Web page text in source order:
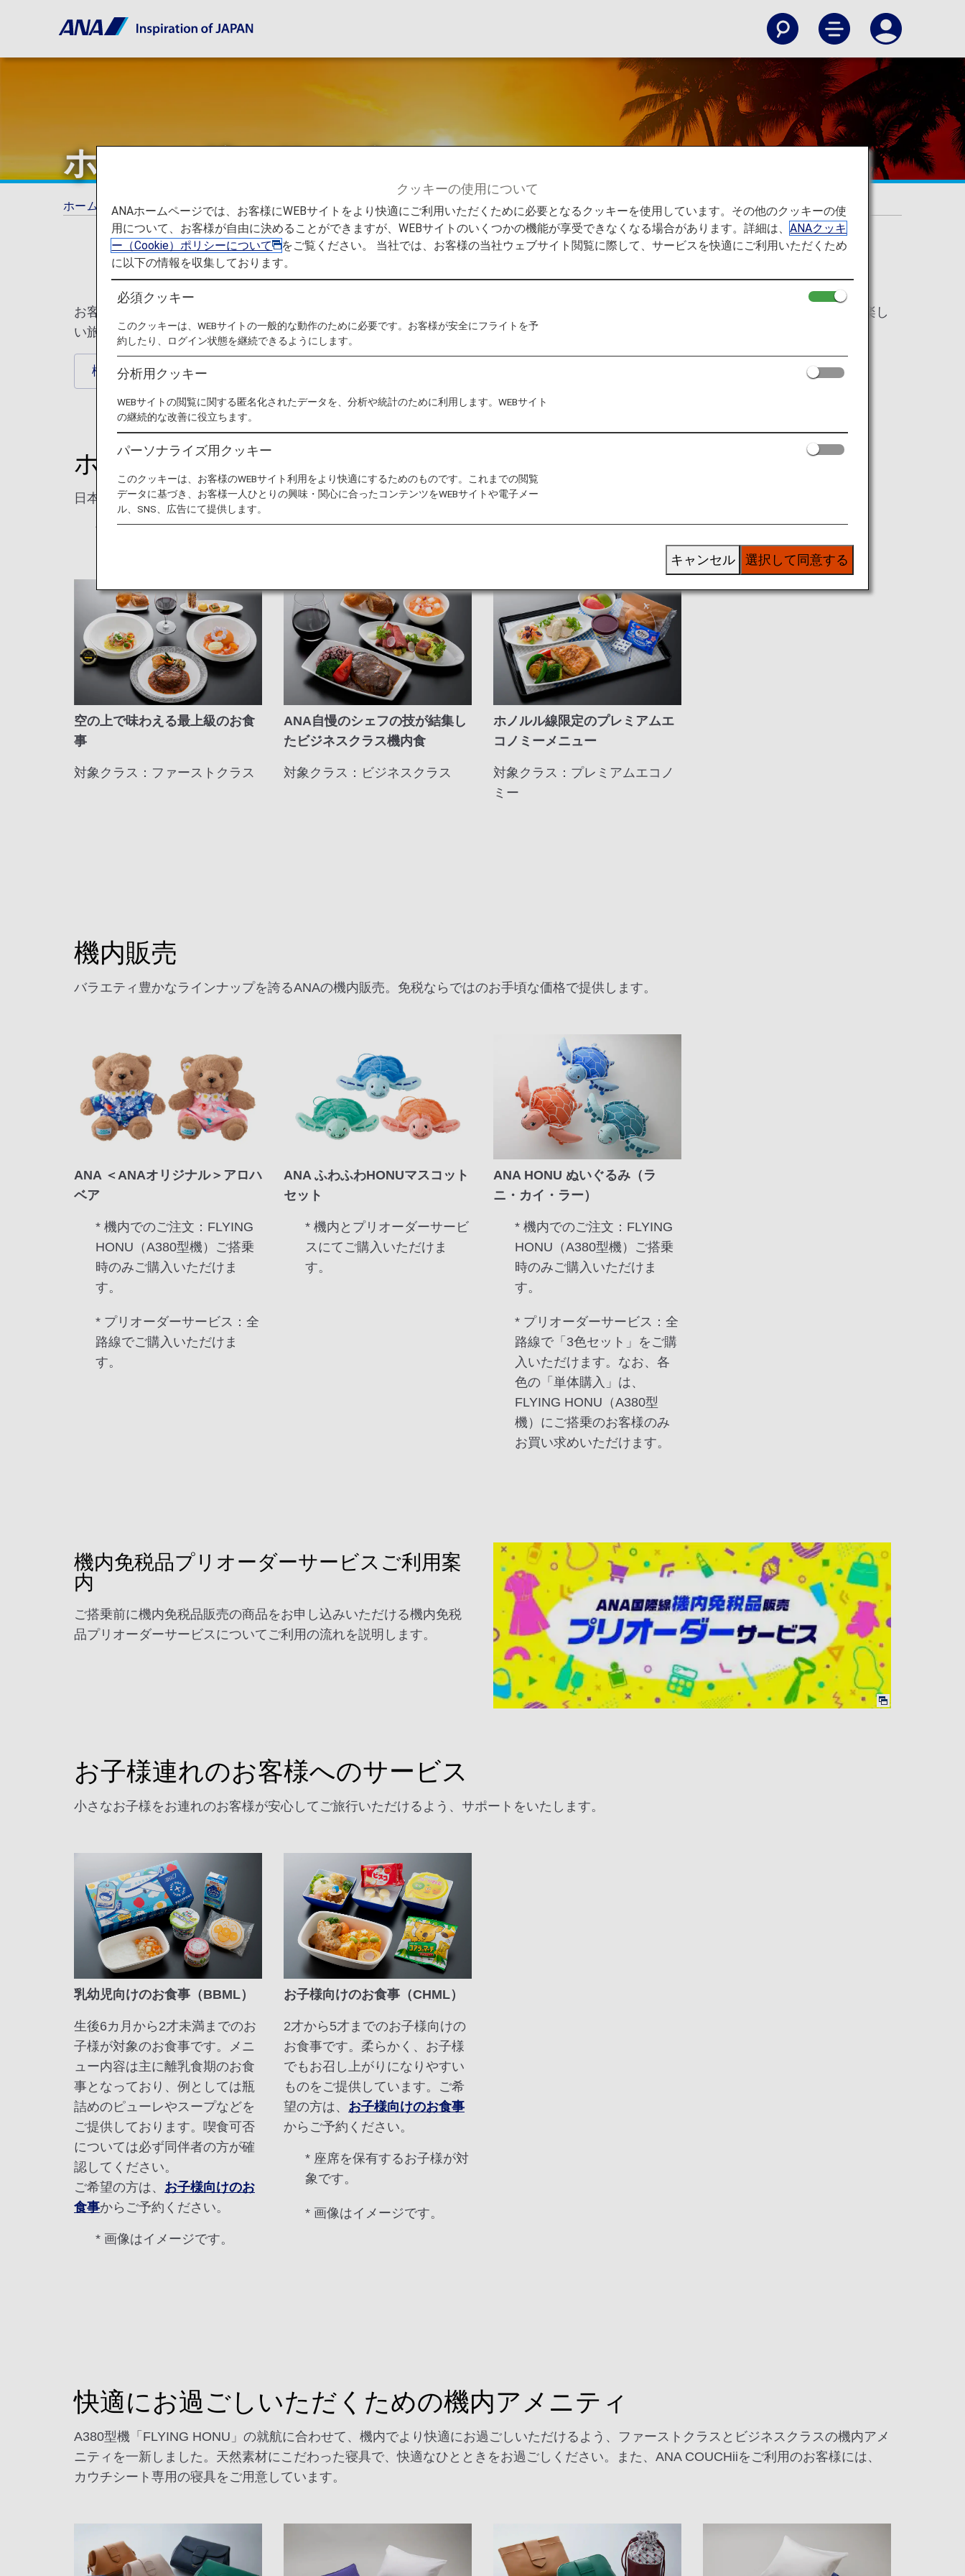
ホノルル線のサービス
ホーム ANAがお約束する体験 ホノルル線のサービス
お客様にハワイ到着前からリゾート気分を感じていただけるよう、「楽しさ」あふれるサービスをご用意しました。ANAのホノルル線で楽し
い旅の思い出を！
機内食・ドリンク
ホノルル線の機内食メニュー
日本発のホノルル線でお楽しみいただける機内食をご案内します。
* 画像はイメージです。
空の上で味わえる最上級のお食
事
対象クラス：ファーストクラス
ANA自慢のシェフの技が結集し
たビジネスクラス機内食
対象クラス：ビジネスクラス
ホノルル線限定のプレミアムエ
コノミーメニュー
対象クラス：プレミアムエコノ
ミー
機内販売
バラエティ豊かなラインナップを誇るANAの機内販売。免税ならではのお手頃な価格で提供します。
ANA ＜ANAオリジナル＞アロハ
ベア
* 機内でのご注文：FLYING
HONU（A380型機）ご搭乗
時のみご購入いただけま
す。
* プリオーダーサービス：全
路線でご購入いただけま
す。
ANA ふわふわHONUマスコット
セット
* 機内とプリオーダーサービ
スにてご購入いただけま
す。
ANA HONU ぬいぐるみ（ラ
ニ・カイ・ラー）
* 機内でのご注文：FLYING
HONU（A380型機）ご搭乗
時のみご購入いただけま
す。
* プリオーダーサービス：全
路線で「3色セット」をご購
入いただけます。なお、各
色の「単体購入」は、
FLYING HONU（A380型
機）にご搭乗のお客様のみ
お買い求めいただけます。
機内免税品プリオーダーサービスご利用案
内
ご搭乗前に機内免税品販売の商品をお申し込みいただける機内免税
品プリオーダーサービスについてご利用の流れを説明します。
お子様連れのお客様へのサービス
小さなお子様をお連れのお客様が安心してご旅行いただけるよう、サポートをいたします。
乳幼児向けのお食事（BBML）
生後6カ月から2才未満までのお
子様が対象のお食事です。メニ
ュー内容は主に離乳食期のお食
事となっており、例としては瓶
詰めのピューレやスープなどを
ご提供しております。喫食可否
については必ず同伴者の方が確
認してください。
ご希望の方は、 お子様向けのお
食事からご予約ください。
* 画像はイメージです。
お子様向けのお食事（CHML）
2才から5才までのお子様向けの
お食事です。柔らかく、お子様
でもお召し上がりになりやすい
ものをご提供しています。ご希
望の方は、 お子様向けのお食事
からご予約ください。
* 座席を保有するお子様が対
象です。
* 画像はイメージです。
快適にお過ごしいただくための機内アメニティ
A380型機「FLYING HONU」の就航に合わせて、機内でより快適にお過ごしいただけるよう、ファーストクラスとビジネスクラスの機内アメ
ニティを一新しました。天然素材にこだわった寝具で、快適なひとときをお過ごしください。また、ANA COUCHiiをご利用のお客様には、
カウチシート専用の寝具をご用意しています。
クッキーの使用について
ANAホームページでは、お客様にWEBサイトをより快適にご利用いただくために必要となるクッキーを使用しています。その他のクッキーの使
用について、お客様が自由に決めることができますが、WEBサイトのいくつかの機能が享受できなくなる場合があります。詳細は、ANAクッキ
ー（Cookie）ポリシーについて
をご覧ください。 当社では、お客様の当社ウェブサイト閲覧に際して、サービスを快適にご利用いただくため
に以下の情報を収集しております。
必須クッキー
このクッキーは、WEBサイトの一般的な動作のために必要です。お客様が安全にフライトを予
約したり、ログイン状態を継続できるようにします。
分析用クッキー
WEBサイトの閲覧に関する匿名化されたデータを、分析や統計のために利用します。WEBサイト
の継続的な改善に役立ちます。
パーソナライズ用クッキー
このクッキーは、お客様のWEBサイト利用をより快適にするためのものです。これまでの閲覧
データに基づき、お客様一人ひとりの興味・関心に合ったコンテンツをWEBサイトや電子メー
ル、SNS、広告にて提供します。
選択して同意する
キャンセル